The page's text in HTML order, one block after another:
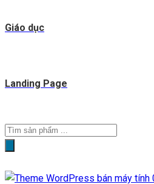
Giáo dục
Landing Page
Tìm
phẩm